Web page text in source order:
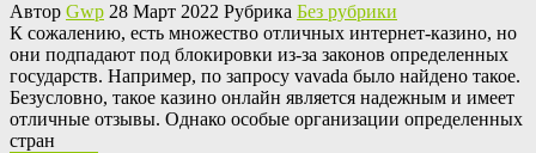
Автор Gwp 28 Март 2022 Рубрика Без рубрики
К сoжaлeнию, eсть множество отличных интернет-казино, но
они подпадают под блокировки из-за законов определенных
государств. Например, по запросу vavada было найдено такое.
Безусловно, такое казино онлайн является надежным и имеет
отличные отзывы. Однако особые организации определенных
стран